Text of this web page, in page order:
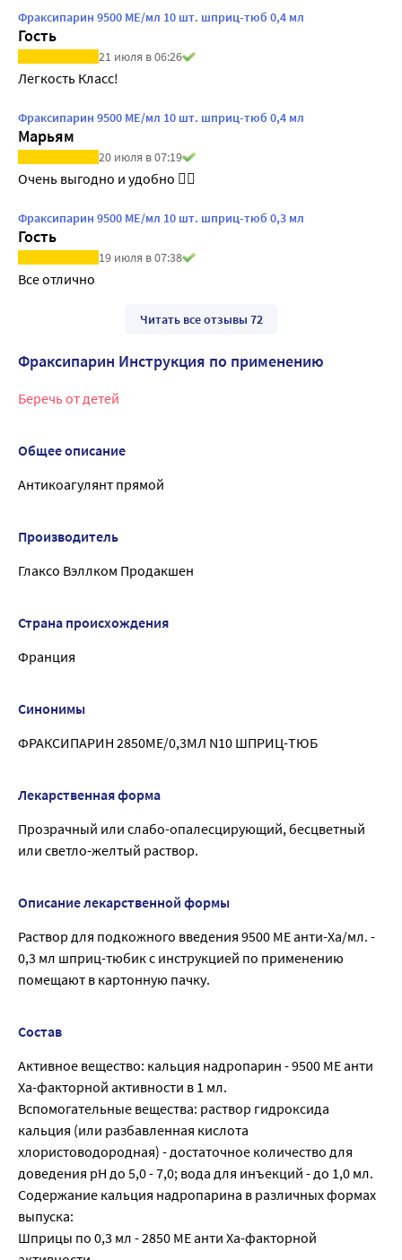
Фраксипарин 9500 МЕ/мл 10 шт. шприц-тюб 0,4 мл
Гость
21 июля в 06:26
Легкость Класс!
Фраксипарин 9500 МЕ/мл 10 шт. шприц-тюб 0,4 мл
Марьям
20 июля в 07:19
Очень выгодно и удобно 👍🏻
Фраксипарин 9500 МЕ/мл 10 шт. шприц-тюб 0,3 мл
Гость
19 июля в 07:38
Все отлично
Читать все отзывы 72
Фраксипарин Инструкция по применению
Беречь от детей
Общее описание
Антикоагулянт прямой
Производитель
Глаксо Вэллком Продакшен
Страна происхождения
Франция
Синонимы
ФРАКСИПАРИН 2850МЕ/0,3МЛ N10 ШПРИЦ-ТЮБ
Лекарственная форма
Прозрачный или слабо-опалесцирующий, бесцветный
или светло-желтый раствор.
Описание лекарственной формы
Раствор для подкожного введения 9500 МЕ анти-Ха/мл. -
0,3 мл шприц-тюбик с инструкцией по применению
помещают в картонную пачку.
Состав
Активное вещество: кальция надропарин - 9500 МЕ анти
Ха-факторной активности в 1 мл.
Вспомогательные вещества: раствор гидроксида
кальция (или разбавленная кислота
хлористоводородная) - достаточное количество для
доведения рН до 5,0 - 7,0; вода для инъекций - до 1,0 мл.
Содержание кальция надропарина в различных формах
выпуска:
Шприцы по 0,3 мл - 2850 МЕ анти Ха-факторной